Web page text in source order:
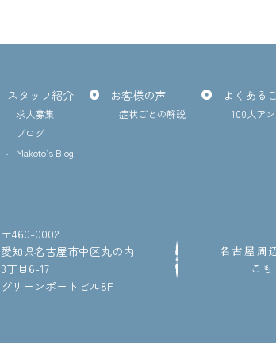
スタッフ紹介
求人募集
ブログ
Makoto’s Blog
お客様の声
症状ごとの解説
よくある
100人ア
〒460-0002
愛知県名古屋市中区丸の内
3丁目6-17
グリーンポートビル8F
名古屋周
こ